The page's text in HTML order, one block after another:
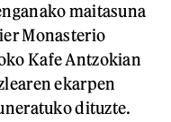
maitasuna
Monasterio
Kafe Antzokian
ekarpen
dituzte.